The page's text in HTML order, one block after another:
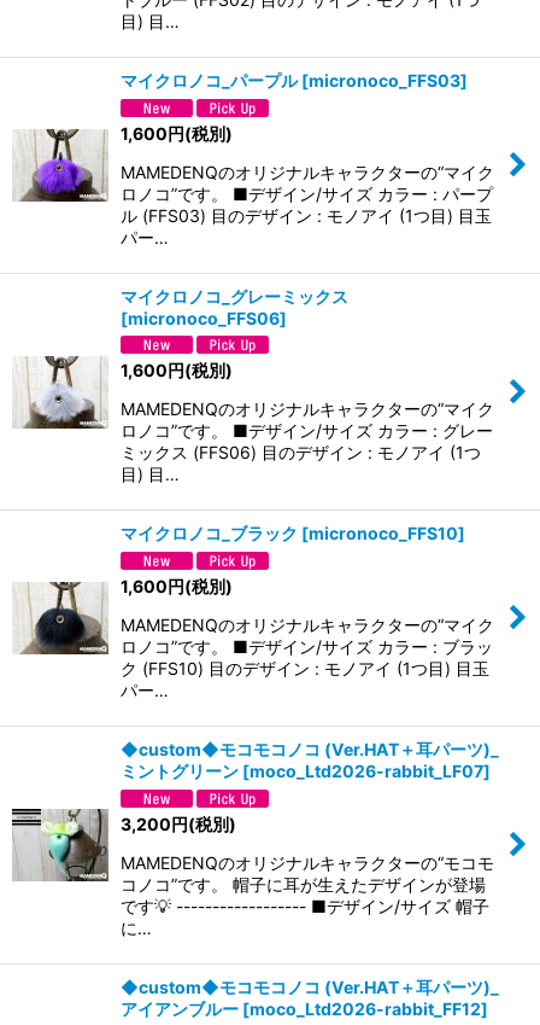
目) 目…
マイクロノコ_パープル [micronoco_FFS03]
1,600円(税別)
MAMEDENQのオリジナルキャラクターの“マイク
ロノコ”です。 ■デザイン/サイズ カラー : パープ
ル (FFS03) 目のデザイン : モノアイ (1つ目) 目玉
パー…
マイクロノコ_グレーミックス
[micronoco_FFS06]
1,600円(税別)
MAMEDENQのオリジナルキャラクターの“マイク
ロノコ”です。 ■デザイン/サイズ カラー : グレー
ミックス (FFS06) 目のデザイン : モノアイ (1つ
目) 目…
マイクロノコ_ブラック [micronoco_FFS10]
1,600円(税別)
MAMEDENQのオリジナルキャラクターの“マイク
ロノコ”です。 ■デザイン/サイズ カラー : ブラッ
ク (FFS10) 目のデザイン : モノアイ (1つ目) 目玉
パー…
◆custom◆モコモコノコ (Ver.HAT＋耳パーツ)_
ミントグリーン [moco_Ltd2026-rabbit_LF07]
3,200円(税別)
MAMEDENQのオリジナルキャラクターの“モコモ
コノコ”です。 帽子に耳が生えたデザインが登場
です💡 ------------------ ■デザイン/サイズ 帽子
に…
◆custom◆モコモコノコ (Ver.HAT＋耳パーツ)_
アイアンブルー [moco_Ltd2026-rabbit_FF12]